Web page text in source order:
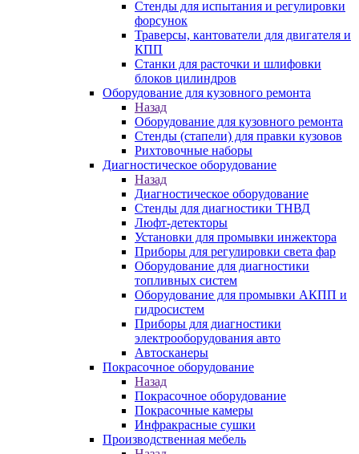
Стенды для испытания и регулировки
форсунок
Траверсы, кантователи для двигателя и
КПП
Станки для расточки и шлифовки
блоков цилиндров
Оборудование для кузовного ремонта
Назад
Оборудование для кузовного ремонта
Стенды (стапели) для правки кузовов
Рихтовочные наборы
Диагностическое оборудование
Назад
Диагностическое оборудование
Стенды для диагностики ТНВД
Люфт-детекторы
Установки для промывки инжектора
Приборы для регулировки света фар
Оборудование для диагностики
топливных систем
Оборудование для промывки АКПП и
гидросистем
Приборы для диагностики
электрооборудования авто
Автосканеры
Покрасочное оборудование
Назад
Покрасочное оборудование
Покрасочные камеры
Инфракрасные сушки
Производственная мебель